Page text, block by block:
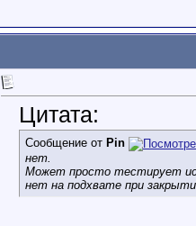
Цитата:
Сообщение от Pin
нет.
Может просто тестирует
нет на подхвате при